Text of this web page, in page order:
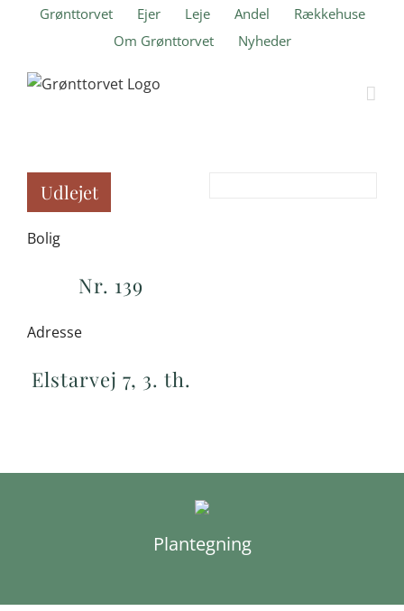
Grønttorvet Ejer Leje Andel
Rækkehuse
Om Grønttorvet
Nyheder
Udlejet
Bolig
Nr. 139
Adresse
Elstarvej 7, 3. th.
Plantegning